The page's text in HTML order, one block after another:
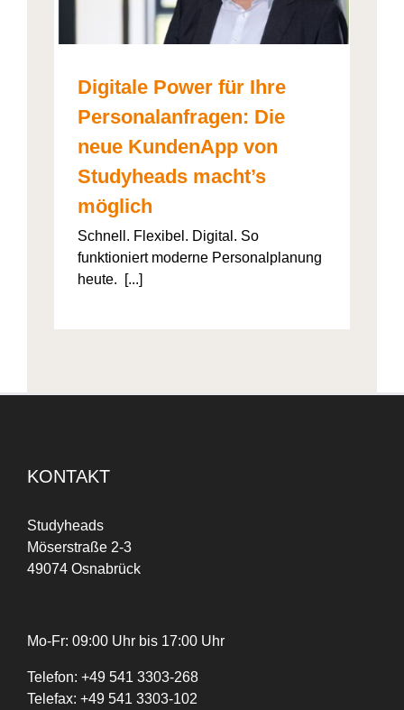
Digitale Power für Ihre
Personalanfragen: Die
neue KundenApp von
Studyheads macht’s
möglich
Schnell. Flexibel. Digital. So
funktioniert moderne Personalplanung
heute. [...]
KONTAKT
Studyheads
Möserstraße 2-3
49074 Osnabrück
Mo-Fr: 09:00 Uhr bis 17:00 Uhr
Telefon: +49 541 3303-268
Telefax: +49 541 3303-102